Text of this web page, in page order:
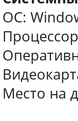
ОС:
Место на